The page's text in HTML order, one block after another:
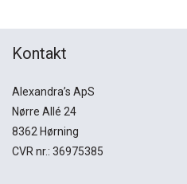
Kontakt
Alexandra’s ApS
Nørre Allé 24
8362 Hørning
CVR nr.: 36975385